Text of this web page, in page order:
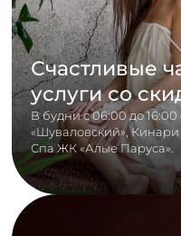
Счастливые
услуги со
В будни с 06:00 до
«Шуваловский»,
Спа ЖК «Алые Паруса».